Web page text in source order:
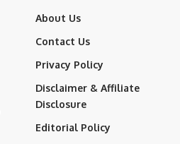
About Us
Contact Us
Privacy Policy
Disclaimer & Affiliate
Disclosure
Editorial Policy